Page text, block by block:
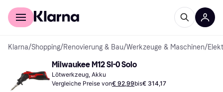
Für Shopper
Klarna/Shopping/Renovierung & Bau/Werkzeuge & Maschinen/
Milwaukee M12 SI-0 Solo
Lötwerkzeug, Akku
Vergleiche Preise von€ 92,99bis€ 314,17